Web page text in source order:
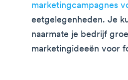
marketingcampagnes
eetgelegenheden. Je
naarmate je bedrijf
marketingideeën voor